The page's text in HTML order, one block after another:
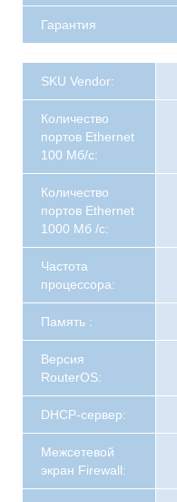
Гарантия
SKU Vendor:
Количество
портов Ethernet
100 Мб/с:
Количество
портов Ethernet
1000 Мб /с:
Частота
процессора:
Память :
Версия
RouterOS:
DHCP-сервер:
Межсетевой
экран Firewall: